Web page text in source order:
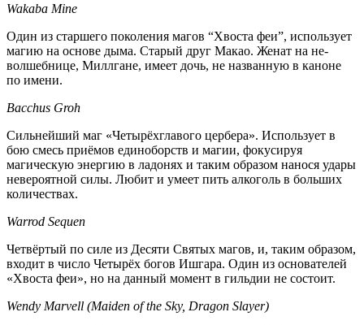
Wakaba Mine
Один из старшего поколения магов “Хвоста феи”, использует
магию на основе дыма. Старый друг Макао. Женат на не-
волшебнице, Миллгане, имеет дочь, не названную в каноне
по имени.
Bacchus Groh
Сильнейший маг «Четырёхглавого цербера». Использует в
бою смесь приёмов единоборств и магии, фокусируя
магическую энергию в ладонях и таким образом нанося удары
невероятной силы. Любит и умеет пить алкоголь в больших
количествах.
Warrod Sequen
Четвёртый по силе из Десяти Святых магов, и, таким образом,
входит в число Четырёх богов Ишгара. Один из основателей
«Хвоста феи», но на данный момент в гильдии не состоит.
Wendy Marvell (Maiden of the Sky, Dragon Slayer)